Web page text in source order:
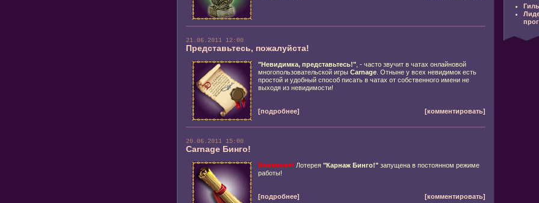
21.06.2011 12:00
Представьтесь, пожалуйста!
"Невидимка, представьтесь!", - часто звучит в чатах онлайновой
многопользовательской игры Carnage. Отныне у всех невидимок есть
простой и удобный способ писать в чатах от собственного имени не
выходя из невидимости!
[подробнее] [комментировать]
20.06.2011 15:00
Carnage Бинго!
Внимание! Лотерея "Карнаж Бинго!"запущена в постоянном режиме
работы!
[подробнее] [комментировать]